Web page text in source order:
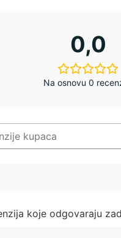
0,0
Na osnovu 0
koje odgovaraju